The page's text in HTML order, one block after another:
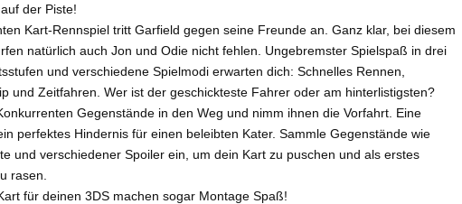
der Piste!
Kart-Rennspiel tritt Garfield gegen seine Freunde an. Ganz klar, bei diesem
natürlich auch Jon und Odie nicht fehlen. Ungebremster Spielspaß in drei
und verschiedene Spielmodi erwarten dich: Schnelles Rennen,
und Zeitfahren. Wer ist der geschickteste Fahrer oder am hinterlistigsten?
Gegenstände in den Weg und nimm ihnen die Vorfahrt. Eine
perfektes Hindernis für einen beleibten Kater. Sammle Gegenstände wie
und verschiedener Spoiler ein, um dein Kart zu puschen und als erstes
rasen.
für deinen 3DS machen sogar Montage Spaß!